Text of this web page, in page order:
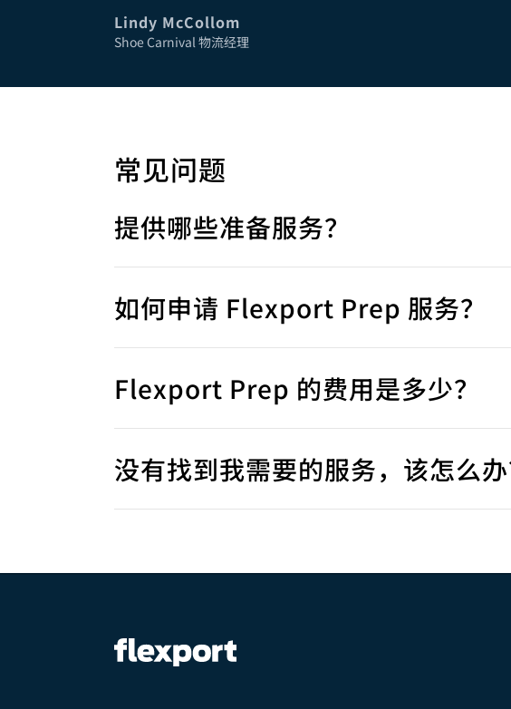
Lindy McCollom
Shoe Carnival 物流经理
常见问题
提供哪些准备服务？
如何申请 Flexport Prep 服务？
Flexport Prep 的费用是多少？
没有找到我需要的服务，该怎么办